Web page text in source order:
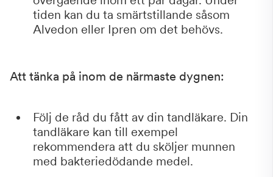
tiden kan du ta smärtstillande såsom
Alvedon eller Ipren om det behövs.
Att tänka på inom de närmaste dygnen:
Följ de råd du fått av din tandläkare. Din
tandläkare kan till exempel
rekommendera att du sköljer munnen
med bakteriedödande medel.